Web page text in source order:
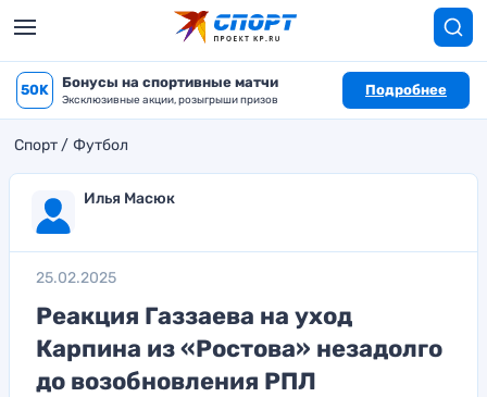
50K Бонусы на спортивные матчи
Эксклюзивные акции, розыгрыши призов
Подробнее
Спорт Футбол
Илья Масюк
25.02.2025
Реакция Газзаева на уход
Карпина из «Ростова» незадолго
до возобновления РПЛ